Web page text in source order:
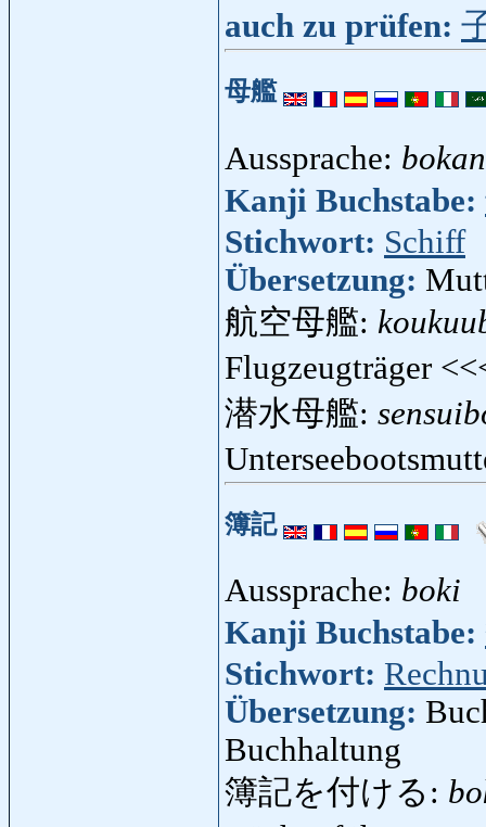
auch zu prüfen:
母艦
Aussprache: bokan
Kanji Buchstabe:
Stichwort: Schiff
Übersetzung:
航空母艦:
Flugzeugträger
潜水母艦:
簿記
Aussprache: boki
Kanji Buchstabe:
Stichwort:
Übersetzung:
Buchhaltung
簿記を付ける: